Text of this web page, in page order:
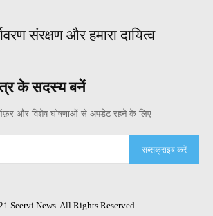
संरक्षण और हमारा दायित्व
के सदस्य बनें
और विशेष घोषणाओं से अपडेट रहने के लिए
सब्सक्राइब करें
Seervi News. All Rights Reserved.